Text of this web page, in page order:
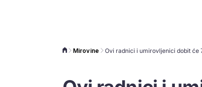
Mirovine